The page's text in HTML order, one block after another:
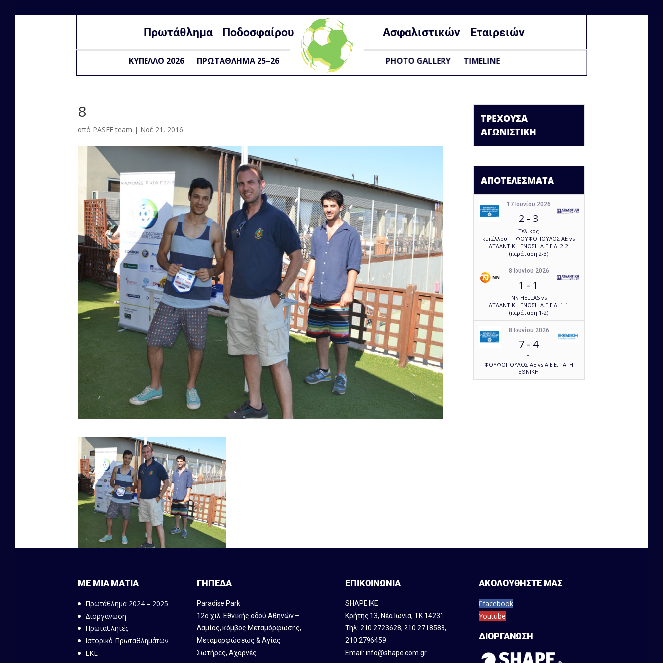
Πρωτάθλημα Ποδοσφαίρου Ασφαλιστικών Εταιρειών
ΚΥΠΕΛΛΟ 2026 ΠΡΩΤΑΘΛΗΜΑ 25–26 PHOTO GALLERY TIMELINE
8
από PASFE team | Νοέ 21, 2016
ΤΡΕΧΟΥΣΑ
ΑΓΩΝΙΣΤΙΚΗ
ΑΠΟΤΕΛΕΣΜΑΤΑ
17 Ιουνίου 2026
2 - 3
Τελικός
κυπέλλου: Γ. ΦΟΥΦΟΠΟΥΛΟΣ ΑΕ vs
ΑΤΛΑΝΤΙΚΗ ΕΝΩΣΗ Α.Ε.Γ.Α. 2-2
(παράταση 2-3)
8 Ιουνίου 2026
1 - 1
NN HELLAS vs
ΑΤΛΑΝΤΙΚΗ ΕΝΩΣΗ Α.Ε.Γ.Α. 1-1
(παράταση 1-2)
8 Ιουνίου 2026
7 - 4
Γ.
ΦΟΥΦΟΠΟΥΛΟΣ ΑΕ vs Α.Ε.Ε.Γ.Α. Η
ΕΘΝΙΚΗ
ΜΕ ΜΙΑ ΜΑΤΙΑ
Πρωτάθλημα 2024 – 2025
Διοργάνωση
Πρωταθλητές
Ιστορικό Πρωταθλημάτων
ΕΚΕ
ΓΗΠΕΔΑ
Paradise Park
12ο χιλ. Εθνικής οδού Αθηνών –
Λαμίας, κόμβος Mεταμόρφωσης,
Μεταμορφώσεως & Αγίας
Σωτήρας, Αχαρνές
ΕΠΙΚΟΙΝΩΝΙΑ
SHAPE IKE
Κρήτης 13, Νέα Ιωνία, ΤΚ 14231
Τηλ:210 2723628,210 2718583,
210 2796459
Email:info@shape.com.gr
ΑΚΟΛΟΥΘΗΣΤΕ ΜΑΣ
facebook
Youtube
ΔΙΟΡΓΑΝΩΣΗ